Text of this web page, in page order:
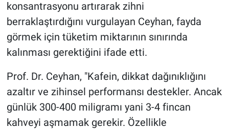
konsantrasyonu artırarak zihni
berraklaştırdığını vurgulayan Ceyhan, fayda
görmek için tüketim miktarının sınırında
kalınması gerektiğini ifade etti.
Prof. Dr. Ceyhan, "Kafein, dikkat dağınıklığını
azaltır ve zihinsel performansı destekler. Ancak
günlük 300-400 miligramı yani 3-4 fincan
kahveyi aşmamak gerekir. Özellikle